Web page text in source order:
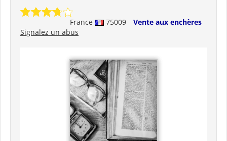
France 75009
Vente aux enchères
Signalez un abus